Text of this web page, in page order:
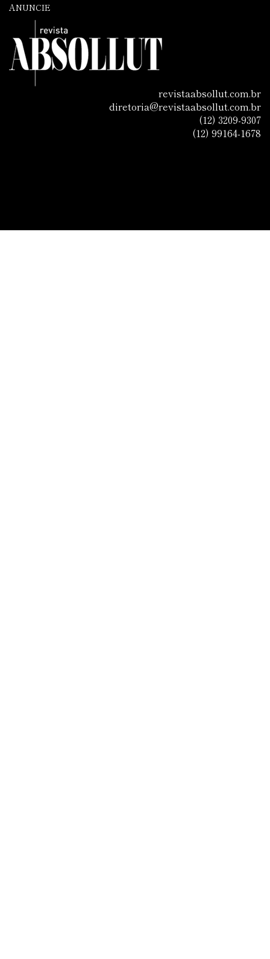
ANUNCIE
revistaabsollut.com.br
diretoria@revistaabsollut.com.br
(12) 3209-9307
(12) 99164-1678